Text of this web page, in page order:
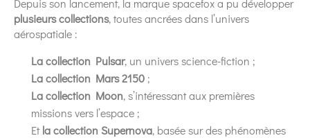
plusieurs collections, toutes ancrées dans l’univers
aérospatiale :
La collection Pulsar, un univers science-fiction ;
La collection Mars 2150 ;
La collection Moon, s’intéressant aux premières
missions vers l’espace ;
Etla collection Supernova, basée sur des phénomènes